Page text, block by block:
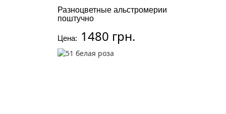
Разноцветные альстромерии
поштучно
Цена: 1480 грн.